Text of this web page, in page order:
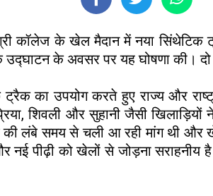
कॉलेज के खेल मैदान में नया सिंथेटिक
के उद्घाटन के अवसर पर यह घोषणा की।
ट्रैक का उपयोग करते हुए राज्य और
शिवली और सुहानी जैसी
की लंबे समय से चली आ रही मांग थी
पीढ़ी को खेलों से जोड़ना सराहनीय